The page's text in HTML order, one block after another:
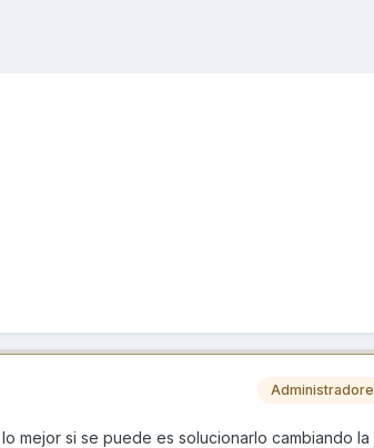
mejor si se puede es solucionarlo cambiando la